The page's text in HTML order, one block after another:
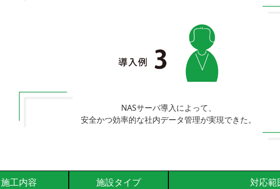
NASサーバ導入によって、
安全かつ効率的な社内データ管理が実現できた。
施工内容 施設タイプ 対応範